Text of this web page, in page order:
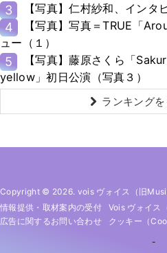
3 【写真】仁村紗和、インタ
4
【写真】写真＝TRUE「
ュー（１）
5
【写真】藤原さくら「
yellow」初日公演（写真３）
ランキング
Copyright © 2026. vois ヴォイス（旧
情報提供・取材案内の受付
Vois ヴォイス
広告に関するお問い合わせ
クッキー（
-